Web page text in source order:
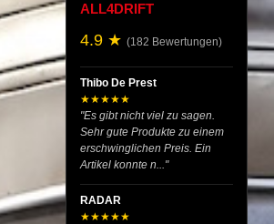
ALL4DRIFT
4.9 ★ (182 Bewertungen)
Thibo De Prest
★★★★★
"Es gibt nicht viel zu sagen.
Sehr gute Produkte zu einem
erschwinglichen Preis. Ein
Artikel konnte n..."
RADAR
★★★★★